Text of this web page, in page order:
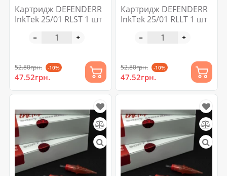
Картридж DEFENDERR
InkTek 25/01 RLST 1 шт
52.80грн. -10%
47.52грн.
Картридж DEFENDERR
InkTek 25/01 RLLT 1 шт
52.80грн. -10%
47.52грн.